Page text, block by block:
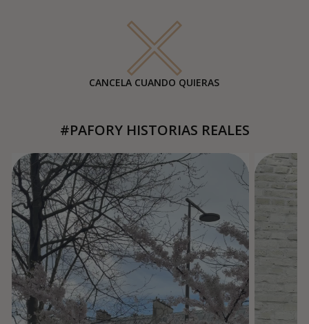
CANCELA CUANDO QUIERAS
#PAFORY HISTORIAS REALES